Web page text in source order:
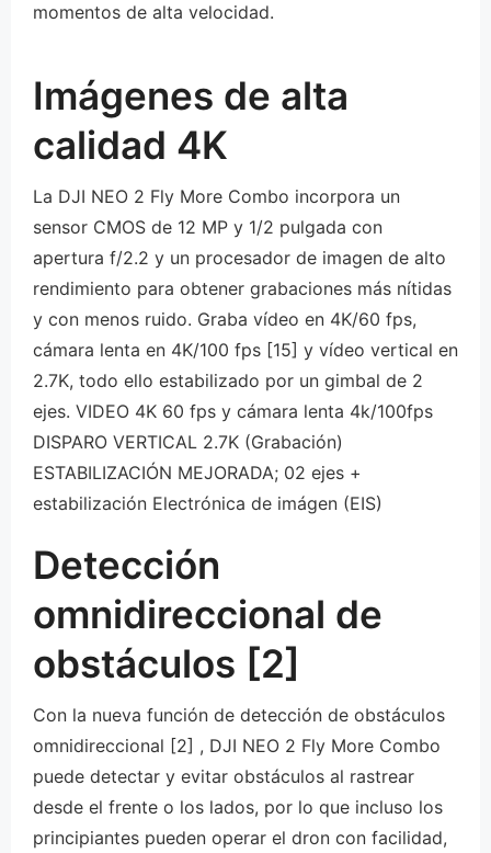
momentos de alta velocidad.
Imágenes de alta
calidad 4K
La DJI NEO 2 Fly More Combo incorpora un
sensor CMOS de 12 MP y 1/2 pulgada con
apertura f/2.2 y un procesador de imagen de alto
rendimiento para obtener grabaciones más nítidas
y con menos ruido. Graba vídeo en 4K/60 fps,
cámara lenta en 4K/100 fps [15] y vídeo vertical en
2.7K, todo ello estabilizado por un gimbal de 2
ejes. VIDEO 4K 60 fps y cámara lenta 4k/100fps
DISPARO VERTICAL 2.7K (Grabación)
ESTABILIZACIÓN MEJORADA; 02 ejes +
estabilización Electrónica de imágen (EIS)
Detección
omnidireccional de
obstáculos [2]
Con la nueva función de detección de obstáculos
omnidireccional [2] , DJI NEO 2 Fly More Combo
puede detectar y evitar obstáculos al rastrear
desde el frente o los lados, por lo que incluso los
principiantes pueden operar el dron con facilidad,